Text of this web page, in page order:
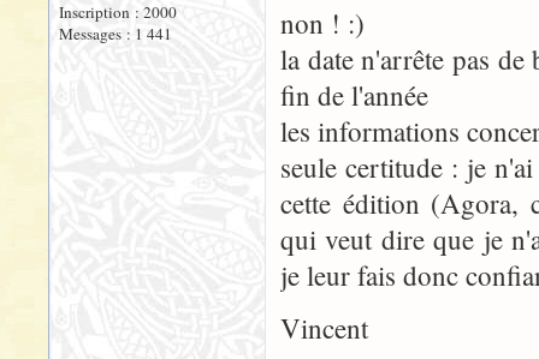
Inscription : 2000
Messages : 1 441
non ! :)
la date n'arrête pas
fin de l'année
les informations
seule certitude : je
cette édition (Agora,
qui veut dire que je
je leur fais donc
Vincent